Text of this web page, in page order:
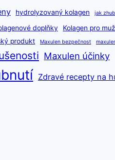
hydrolyzovaný kolagen jak
doplňky
Kolagen pro
produkt Maxulen bezpečnost
Maxulen účinky
Zdravé recepty na